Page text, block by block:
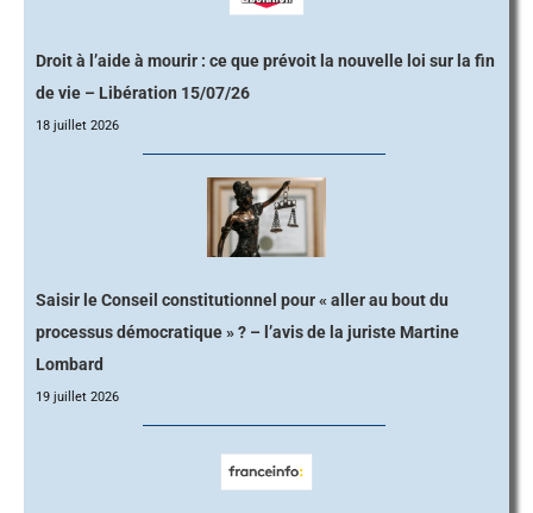
Droit à l’aide à mourir : ce que prévoit la nouvelle loi sur la fin
de vie – Libération 15/07/26
18 juillet 2026
Saisir le Conseil constitutionnel pour « aller au bout du
processus démocratique » ? – l’avis de la juriste Martine
Lombard
19 juillet 2026